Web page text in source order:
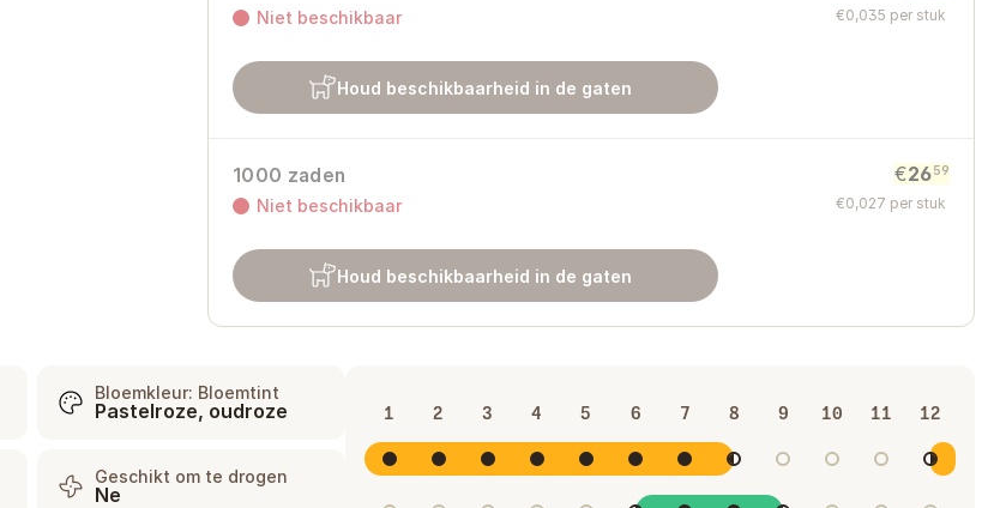
Niet beschikbaar €0,035 per stuk
Houd beschikbaarheid in de gaten
1000 zaden
Niet beschikbaar
€26 59
€0,027 per stuk
Houd beschikbaarheid in de gaten
Bloemkleur: Bloemtint
Pastelroze, oudroze
Geschikt om te drogen
Ne
1 2 3 4 5 6 7 8 9 10 11 12